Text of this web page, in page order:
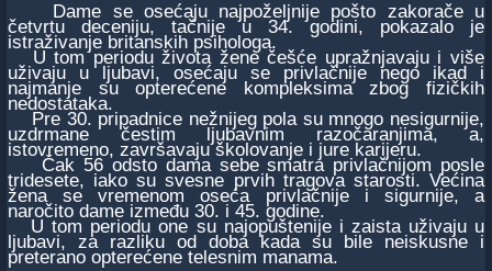
Dame se osećaju najpoželjnije pošto zakorače u
četvrtu deceniju, tačnije u 34. godini, pokazalo je
istraživanje britanskih psihologa.
U tom periodu života žene češće upražnjavaju i više
uživaju u ljubavi, osećaju se privlačnije nego ikad i
najmanje su opterećene kompleksima zbog fizičkih
nedostataka.
Pre 30. pripadnice nežnijeg pola su mnogo nesigurnije,
uzdrmane čestim ljubavnim razočaranjima, a,
istovremeno, završavaju školovanje i jure karijeru.
Čak 56 odsto dama sebe smatra privlačnijom posle
tridesete, iako su svesne prvih tragova starosti. Većina
žena se vremenom oseća privlačnije i sigurnije, a
naročito dame između 30. i 45. godine.
U tom periodu one su najopuštenije i zaista uživaju u
ljubavi, za razliku od doba kada su bile neiskusne i
preterano opterećene telesnim manama.